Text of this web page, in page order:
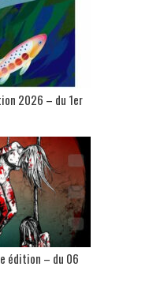
2026 – du 1er
édition – du 06